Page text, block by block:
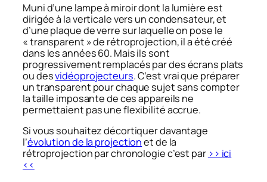
Muni d’une lampe à miroir dont la lumière est
dirigée à la verticale vers un condensateur, et
d’une plaque de verre sur laquelle on pose le
« transparent » de rétroprojection, il a été créé
dans les années 60. Mais ils sont
progressivement remplacés par des écrans plats
ou desvidéoprojecteurs. C’est vrai que préparer
un transparent pour chaque sujet sans compter
la taille imposante de ces appareils ne
permettaient pas une flexibilité accrue.
Si vous souhaitez décortiquer davantage
l’évolution de la projectionet de la
rétroprojection par chronologie c’est par >> ici
<<